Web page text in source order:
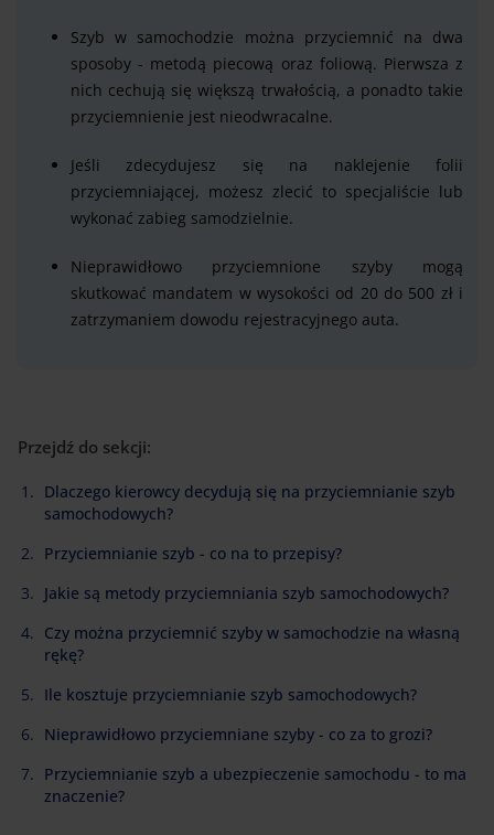
Szyb w samochodzie można przyciemnić na dwa
sposoby - metodą piecową oraz foliową. Pierwsza z
nich cechują się większą trwałością, a ponadto takie
przyciemnienie jest nieodwracalne.
Jeśli zdecydujesz się na naklejenie folii
przyciemniającej, możesz zlecić to specjaliście lub
wykonać zabieg samodzielnie.
Nieprawidłowo przyciemnione szyby mogą
skutkować mandatem w wysokości od 20 do 500 zł i
zatrzymaniem dowodu rejestracyjnego auta.
Przejdź do sekcji:
Dlaczego kierowcy decydują się na przyciemnianie szyb
samochodowych?
Przyciemnianie szyb - co na to przepisy?
Jakie są metody przyciemniania szyb samochodowych?
Czy można przyciemnić szyby w samochodzie na własną
rękę?
Ile kosztuje przyciemnianie szyb samochodowych?
Nieprawidłowo przyciemniane szyby - co za to grozi?
Przyciemnianie szyb a ubezpieczenie samochodu - to ma
znaczenie?